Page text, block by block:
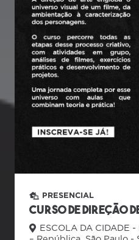
PRESENCIAL
Curso de Direção
ESCOLA DA CIDADE